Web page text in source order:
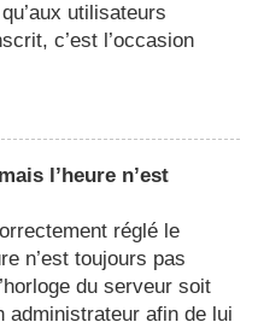
utilisateurs
c’est l’occasion
l’heure n’est
réglé le
n’est toujours pas
du serveur soit
administrateur afin de lui